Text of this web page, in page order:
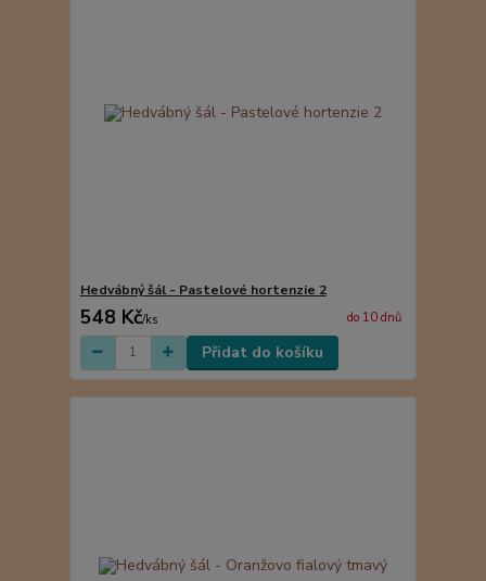
Hedvábný šál - Pastelové hortenzie 2
548 Kč/ks do 10 dnů
Přidat do košíku